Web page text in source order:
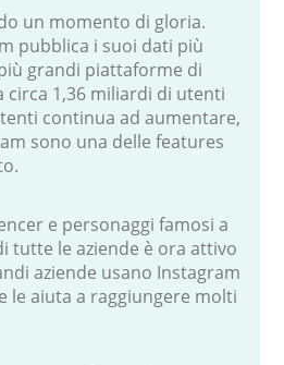
un momento di gloria.
pubblica i suoi dati più
grandi piattaforme di
circa 1,36 miliardi di utenti
continua ad aumentare,
sono una delle features
e personaggi famosi a
tutte le aziende è ora attivo
aziende usano Instagram
le aiuta a raggiungere molti